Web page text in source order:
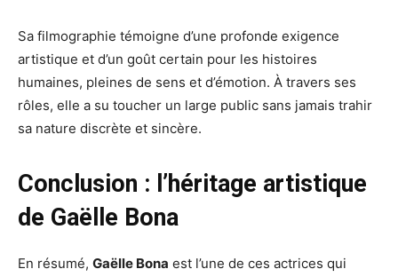
Sa filmographie témoigne d’une profonde exigence
artistique et d’un goût certain pour les histoires
humaines, pleines de sens et d’émotion. À travers ses
rôles, elle a su toucher un large public sans jamais trahir
sa nature discrète et sincère.
Conclusion : l’héritage artistique
de Gaëlle Bona
En résumé, Gaëlle Bona est l’une de ces actrices qui